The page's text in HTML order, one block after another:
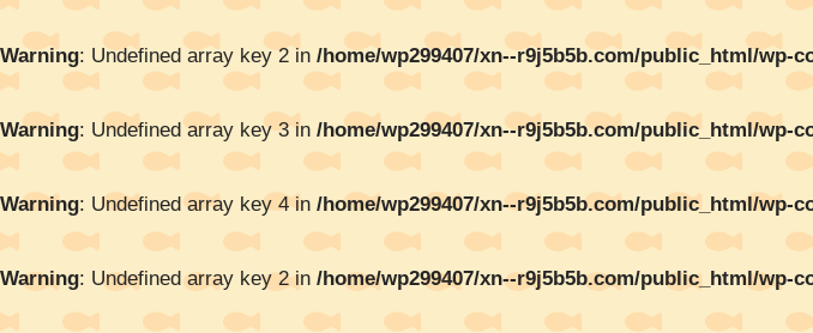
Warning: Undefined array key 2 in /home/wp299407/xn--r9j5b5b.com/public_html/
Warning: Undefined array key 3 in /home/wp299407/xn--r9j5b5b.com/public_html/
Warning: Undefined array key 4 in /home/wp299407/xn--r9j5b5b.com/public_html/
Warning: Undefined array key 2 in /home/wp299407/xn--r9j5b5b.com/public_html/